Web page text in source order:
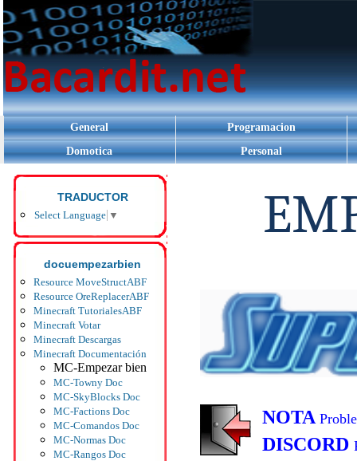
inicio >Minecraft & Plugins /Minecraft Documentación /
General
Programacion
Domotica
Personal
TRADUCTOR
Select Language ▼
docuempezarbien
Resource MoveStructABF
Resource OreReplacerABF
Minecraft TutorialesABF
Minecraft Votar
Minecraft Descargas
Minecraft Documentación
MC-Empezar bien
MC-Towny Doc
MC-SkyBlocks Doc
MC-Factions Doc
MC-Comandos Doc
MC-Normas Doc
MC-Rangos Doc